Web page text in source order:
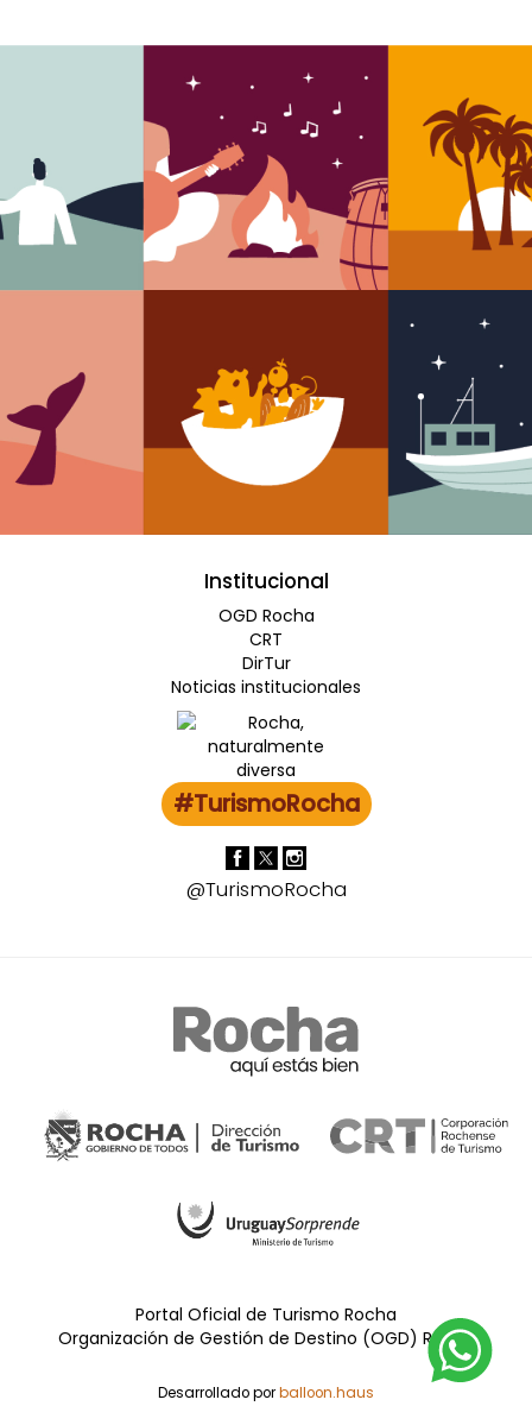
Institucional
OGD Rocha
CRT
DirTur
Noticias institucionales
#TurismoRocha
@TurismoRocha
Portal Oficial de Turismo Rocha
Organización de Gestión de Destino (OGD) Rocha
Desarrollado porballoon.haus